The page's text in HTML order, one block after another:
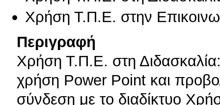
Χρήση Τ.Π.Ε. στην
Περιγραφή
Χρήση Τ.Π.Ε. στη
χρήση Power Point και
σύνδεση με το διαδίκτυο